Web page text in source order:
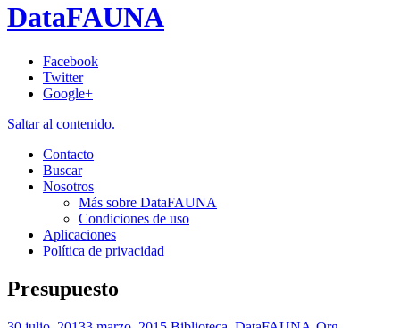
DataFAUNA
Facebook
Twitter
Google+
Saltar al contenido.
Contacto
Buscar
Nosotros
Más sobre DataFAUNA
Condiciones de uso
Aplicaciones
Política de privacidad
Presupuesto